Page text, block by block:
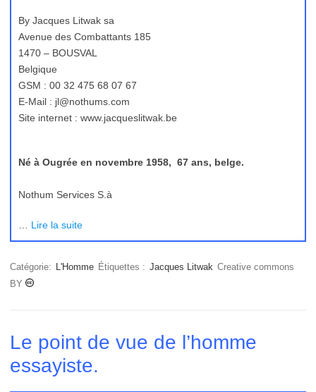
By Jacques Litwak sa
Avenue des Combattants 185
1470 – BOUSVAL
Belgique
GSM : 00 32 475 68 07 67
E-Mail : jl@nothums.com
Site internet : www.jacqueslitwak.be
Né à Ougrée en novembre 1958, 67 ans, belge.
Nothum Services S.à
Lire la suite
Catégorie: L'Homme Étiquettes : Jacques Litwak Creative commons
BY
Le point de vue de l’homme
essayiste.